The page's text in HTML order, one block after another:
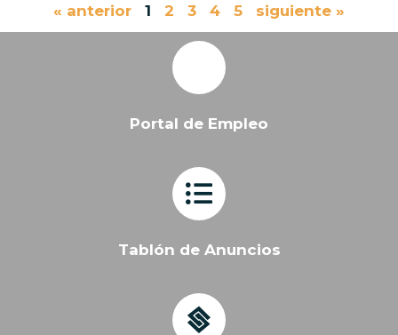
« anterior 1 2 3 4 5 siguiente »
Portal de Empleo
Tablón de Anuncios